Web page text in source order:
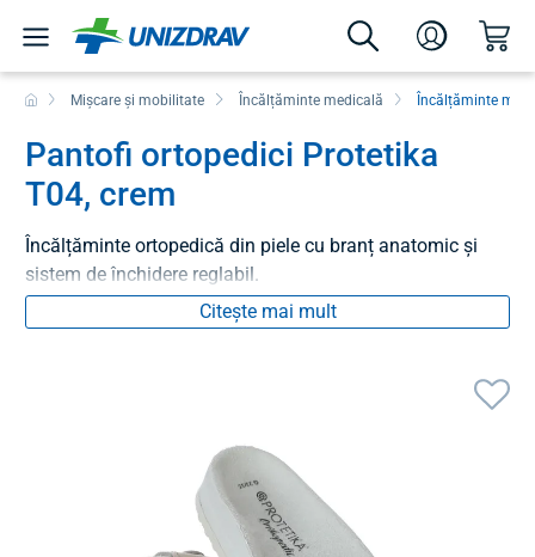
Mișcare și mobilitate Încălțăminte medicală Încălțăminte
Pantofi ortopedici Protetika
T04, crem
Încălțăminte ortopedică din piele cu branț anatomic și
sistem de închidere reglabil.
Citește mai mult